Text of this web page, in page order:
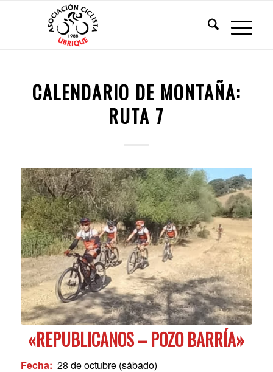
CALENDARIO DE MONTAÑA:
RUTA 7
«REPUBLICANOS – POZO BARRÍA»
Fecha: 28 de octubre (sábado)